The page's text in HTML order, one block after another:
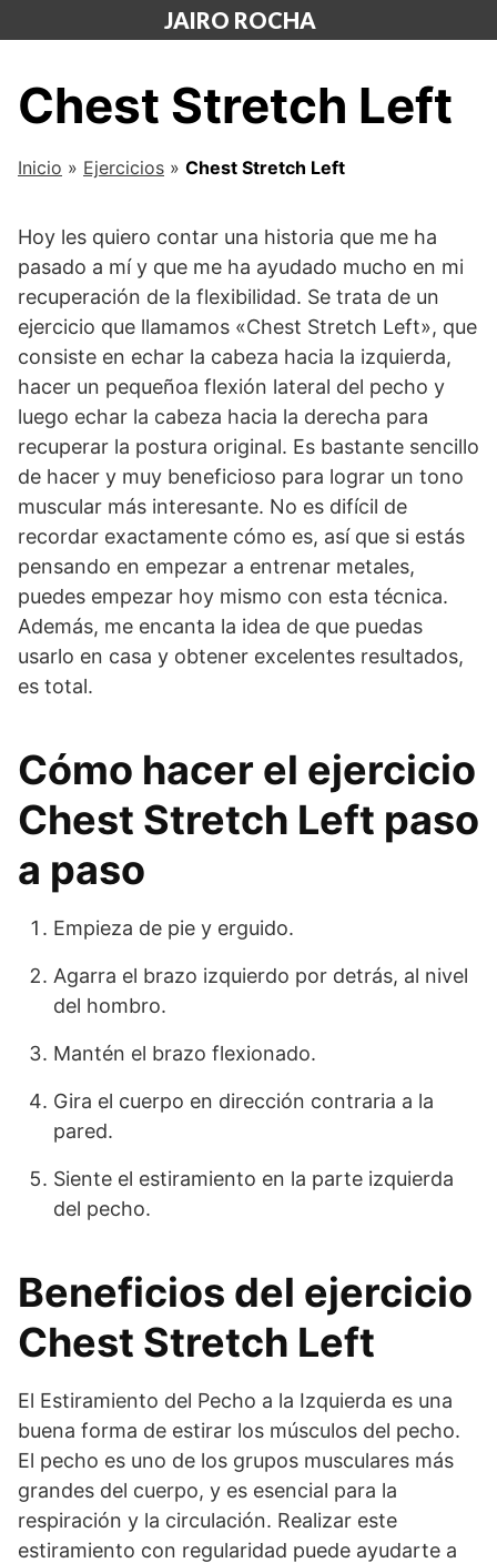
al
JAIRO ROCHA
Chest Stretch Left
Inicio » Ejercicios » Chest Stretch Left
Hoy les quiero contar una historia que me ha
pasado a mí y que me ha ayudado mucho en mi
recuperación de la flexibilidad. Se trata de un
ejercicio que llamamos «Chest Stretch Left», que
consiste en echar la cabeza hacia la izquierda,
hacer un pequeñoa flexión lateral del pecho y
luego echar la cabeza hacia la derecha para
recuperar la postura original. Es bastante sencillo
de hacer y muy beneficioso para lograr un tono
muscular más interesante. No es difícil de
recordar exactamente cómo es, así que si estás
pensando en empezar a entrenar metales,
puedes empezar hoy mismo con esta técnica.
Además, me encanta la idea de que puedas
usarlo en casa y obtener excelentes resultados,
es total.
Cómo hacer el ejercicio
Chest Stretch Left paso
a paso
Empieza de pie y erguido.
Agarra el brazo izquierdo por detrás, al nivel
del hombro.
Mantén el brazo flexionado.
Gira el cuerpo en dirección contraria a la
pared.
Siente el estiramiento en la parte izquierda
del pecho.
Beneficios del ejercicio
Chest Stretch Left
El Estiramiento del Pecho a la Izquierda es una
buena forma de estirar los músculos del pecho.
El pecho es uno de los grupos musculares más
grandes del cuerpo, y es esencial para la
respiración y la circulación. Realizar este
estiramiento con regularidad puede ayudarte a